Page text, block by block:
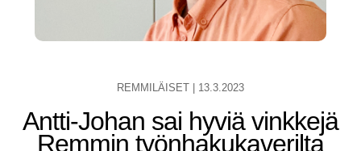
REMMILÄISET 13.3.2023
Antti-Johan sai hyviä vinkkejä
Remmin työnhakukaverilta